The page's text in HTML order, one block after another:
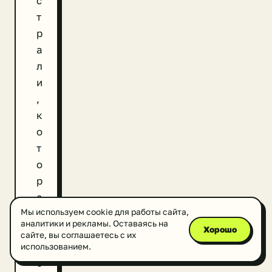
т
р
а
л
и
,
к
о
т
о
р
а
я
с
о
е
Мы используем cookie для работы сайта,
аналитики и рекламы. Оставаясь на
сайте, вы соглашаетесь с их
использованием.
Хорошо